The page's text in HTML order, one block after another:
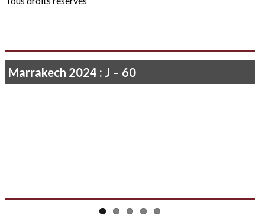
Marrakech 2024 : J – 60